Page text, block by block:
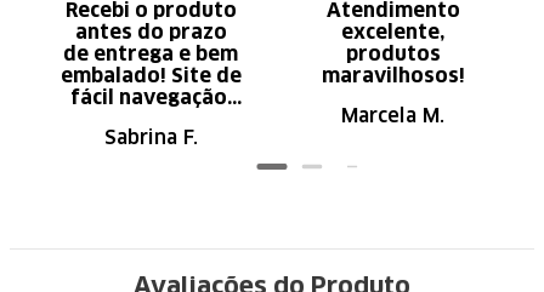
Recebi o produto
antes do prazo
de entrega e bem
embalado! Site de
fácil navegação.
Sabrina F.
Atendimento
excelente,
produtos
maravilhosos!
Marcela M.